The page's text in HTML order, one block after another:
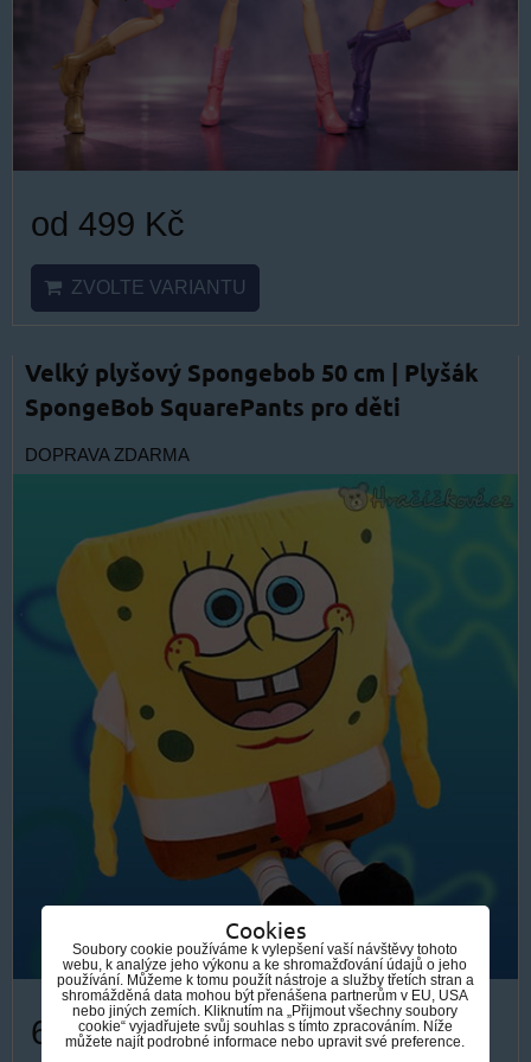
od 499 Kč
ZVOLTE VARIANTU
Velký plyšový Spongebob 50 cm | Plyšák
SpongeBob SquarePants pro děti
DOPRAVA ZDARMA
609 Kč
Cookies
Soubory cookie používáme k vylepšení vaší návštěvy tohoto
webu, k analýze jeho výkonu a ke shromažďování údajů o jeho
používání. Můžeme k tomu použít nástroje a služby třetích stran a
shromážděná data mohou být přenášena partnerům v EU, USA
nebo jiných zemích. Kliknutím na „Přijmout všechny soubory
cookie“ vyjadřujete svůj souhlas s tímto zpracováním. Níže
můžete najít podrobné informace nebo upravit své preference.